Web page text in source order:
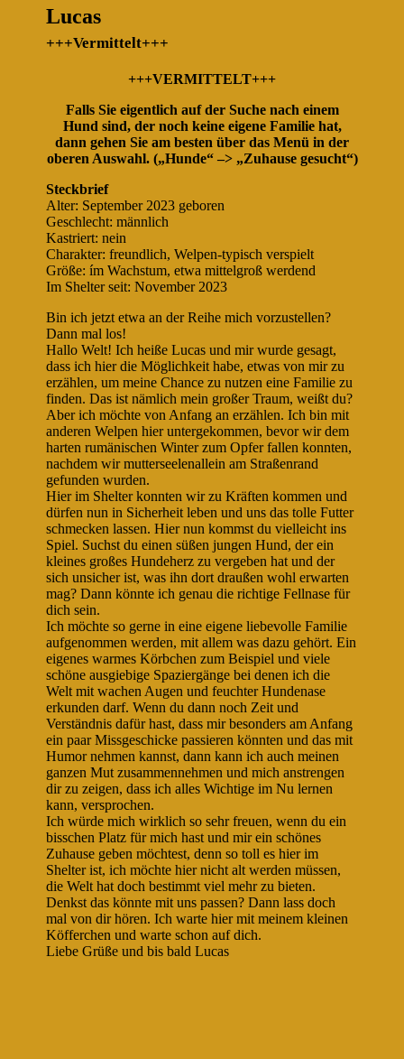
Lucas
+++Vermittelt+++
+++VERMITTELT+++
Falls Sie eigentlich auf der Suche nach einem
Hund sind, der noch keine eigene Familie hat,
dann gehen Sie am besten über das Menü in der
oberen Auswahl. („Hunde“ –> „Zuhause gesucht“)
Steckbrief
Alter: September 2023 geboren
Geschlecht: männlich
Kastriert: nein
Charakter: freundlich, Welpen-typisch verspielt
Größe: ím Wachstum, etwa mittelgroß werdend
Im Shelter seit: November 2023
Bin ich jetzt etwa an der Reihe mich vorzustellen?
Dann mal los!
Hallo Welt! Ich heiße Lucas und mir wurde gesagt,
dass ich hier die Möglichkeit habe, etwas von mir zu
erzählen, um meine Chance zu nutzen eine Familie zu
finden. Das ist nämlich mein großer Traum, weißt du?
Aber ich möchte von Anfang an erzählen. Ich bin mit
anderen Welpen hier untergekommen, bevor wir dem
harten rumänischen Winter zum Opfer fallen konnten,
nachdem wir mutterseelenallein am Straßenrand
gefunden wurden.
Hier im Shelter konnten wir zu Kräften kommen und
dürfen nun in Sicherheit leben und uns das tolle Futter
schmecken lassen. Hier nun kommst du vielleicht ins
Spiel. Suchst du einen süßen jungen Hund, der ein
kleines großes Hundeherz zu vergeben hat und der
sich unsicher ist, was ihn dort draußen wohl erwarten
mag? Dann könnte ich genau die richtige Fellnase für
dich sein.
Ich möchte so gerne in eine eigene liebevolle Familie
aufgenommen werden, mit allem was dazu gehört. Ein
eigenes warmes Körbchen zum Beispiel und viele
schöne ausgiebige Spaziergänge bei denen ich die
Welt mit wachen Augen und feuchter Hundenase
erkunden darf. Wenn du dann noch Zeit und
Verständnis dafür hast, dass mir besonders am Anfang
ein paar Missgeschicke passieren könnten und das mit
Humor nehmen kannst, dann kann ich auch meinen
ganzen Mut zusammennehmen und mich anstrengen
dir zu zeigen, dass ich alles Wichtige im Nu lernen
kann, versprochen.
Ich würde mich wirklich so sehr freuen, wenn du ein
bisschen Platz für mich hast und mir ein schönes
Zuhause geben möchtest, denn so toll es hier im
Shelter ist, ich möchte hier nicht alt werden müssen,
die Welt hat doch bestimmt viel mehr zu bieten.
Denkst das könnte mit uns passen? Dann lass doch
mal von dir hören. Ich warte hier mit meinem kleinen
Köfferchen und warte schon auf dich.
Liebe Grüße und bis bald Lucas